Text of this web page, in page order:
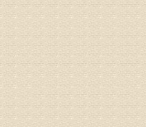
姓名
病情描
专家回
院直接
姓名